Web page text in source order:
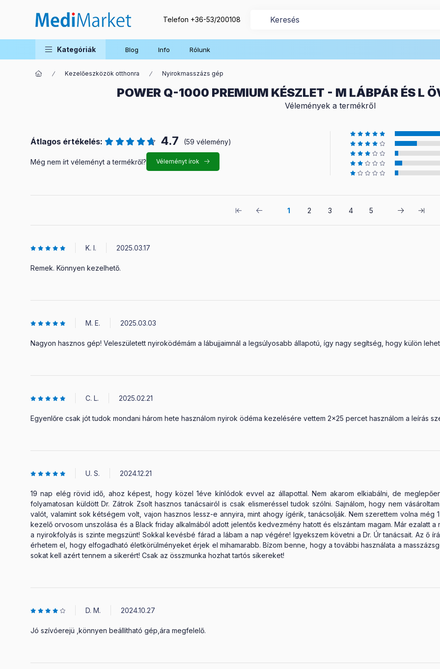
Telefon +36-53/200108
Kategóriák Blog Info Rólunk
Kezelőeszközök otthonra Nyirokmasszázs gép
POWER Q-1000 PREMIUM KÉSZLET - M LÁBPÁR ÉS L
Vélemények a termékről
Átlagos értékelés: 4.7 (59 vélemény)
Még nem írt véleményt a termékről? Véleményt írok
1 2 3 4 5
K. I. 2025.03.17
Remek. Könnyen kezelhető.
M. E. 2025.03.03
Nagyon hasznos gép! Veleszületett nyiroködémám a lábujjaimnál a legsúlyosabb állapotú, így nagy segítség, hogy külön
C. L. 2025.02.21
Egyenlőre csak jót tudok mondani három hete használom nyirok ödéma kezelésére vettem 2x25 percet használom a leírás
U. S. 2024.12.21
19 nap elég rövid idő, ahoz képest, hogy közel 1éve kínlódok evvel az állapottal. Nem akarom elkiabálni, de
folyamatosan küldött Dr. Zátrok Zsolt hasznos tanácsairól is csak elismeréssel tudok szólni. Sajnálom, hogy nem
valót, valamint sok kétségem volt, vajon hasznos lessz-e annyira, mint ahogy ígérik, tanácsolják. Nem szerettem volna
kezelő orvosom unszolása és a Black friday alkalmából adott jelentős kedvezmény hatott és elszántam magam. Már ezalatt
a nyirokfolyás is szinte megszünt! Sokkal kevésbé fárad a lábam a nap végére! Igyekszem követni a Dr. Úr tanácsait. Az ő
érhetem el, hogy elfogadható életkörülményeket érjek el mihamarabb. Bízom benne, hogy a további használata a
sokat kell azért tennem a sikerért! Csak az összmunka hozhat tartós sikereket!
D. M. 2024.10.27
Jó szívóerejü ,könnyen beállítható gép,ára megfelelő.